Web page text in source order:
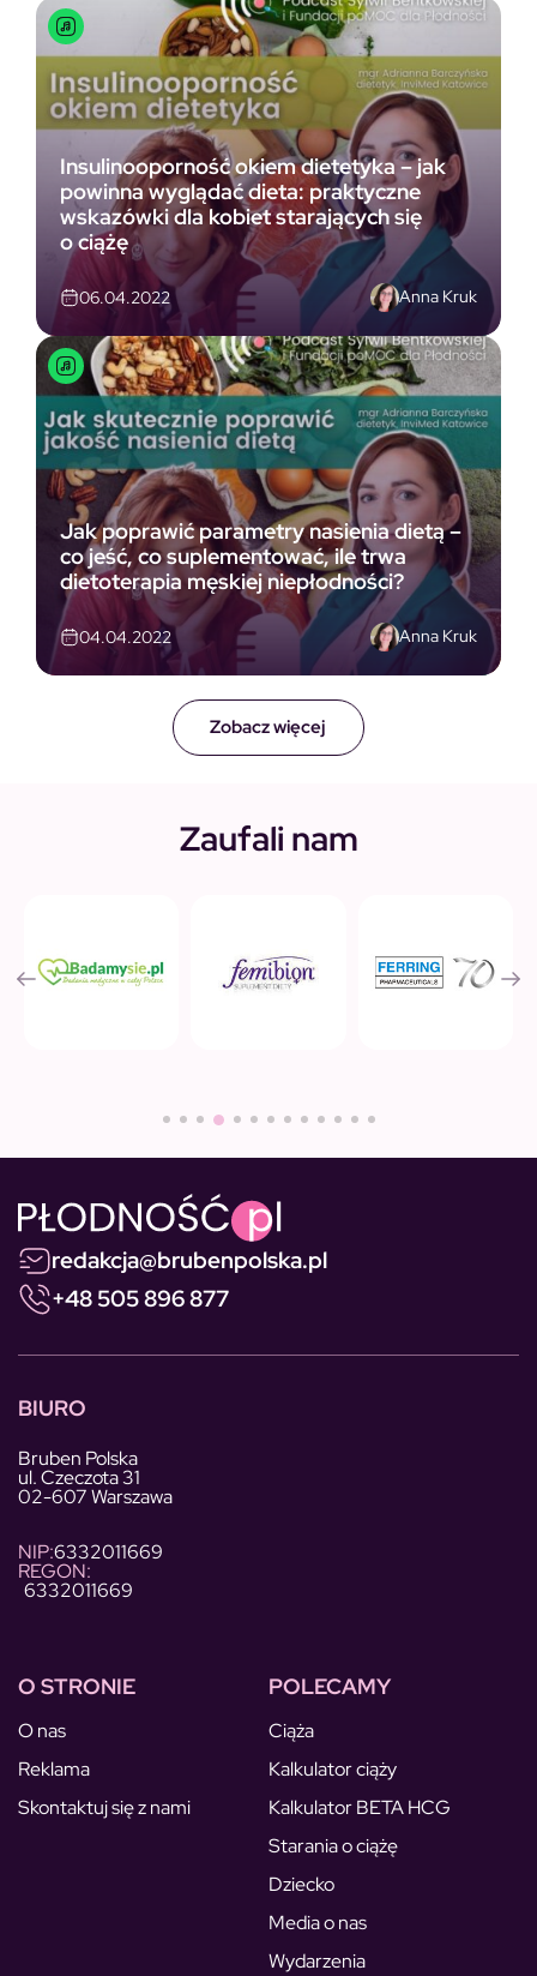
Zobacz więcej
Insulinooporność okiem dietetyka – jak
powinna wyglądać dieta: praktyczne
wskazówki dla kobiet starających się
o ciążę
06.04.2022 Anna Kruk
Jak poprawić parametry nasienia dietą –
co jeść, co suplementować, ile trwa
dietoterapia męskiej niepłodności?
04.04.2022 Anna Kruk
Zaufali nam
redakcja@brubenpolska.pl
+48 505 896 877
BIURO
Bruben Polska
ul. Czeczota 31
02-607 Warszawa
NIP:6332011669
REGON:
6332011669
O STRONIE
O nas
Reklama
Skontaktuj się z nami
POLECAMY
Ciąża
Kalkulator ciąży
Kalkulator BETA HCG
Starania o ciążę
Dziecko
Media o nas
Wydarzenia